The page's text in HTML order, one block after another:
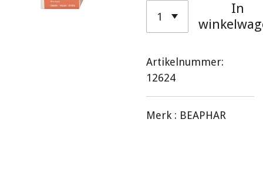
In
Artikelnummer:
12624
Merk : BEAPHAR